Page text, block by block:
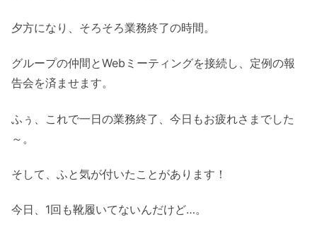
夕方になり、そろそろ業務終了の時間。
グループの仲間とWebミーティングを接続し、定例の報
告会を済ませます。
ふぅ、これで一日の業務終了、今日もお疲れさまでした
～。
そして、ふと気が付いたことがあります！
今日、1回も靴履いてないんだけど…。